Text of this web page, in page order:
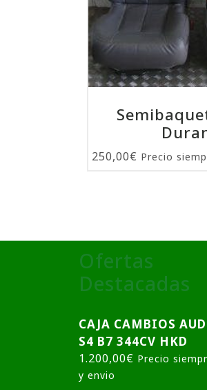
250,00€ Precio
Ofertas
Destacadas
CAJA CAMBIOS
S4 B7 344CV HKD
1.200,00€ Precio
y envio